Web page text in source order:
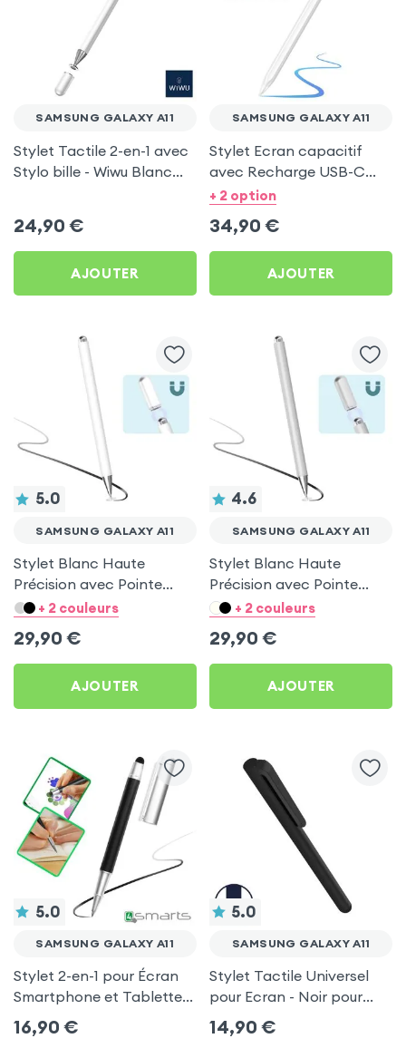
SAMSUNG GALAXY A11
Stylet Tactile 2-en-1 avec
Stylo bille - Wiwu Blanc
24,90 €
AJOUTER
SAMSUNG GALAXY A11
Stylet Ecran capacitif
avec Recharge USB-C
Apokin pour Samsung
+ 2 option
34,90 €
AJOUTER
5.0
SAMSUNG GALAXY A11
Stylet Blanc Haute
Précision avec Pointe
Ultra-Fine pour Samsung
+ 2 couleurs
29,90 €
AJOUTER
4.6
SAMSUNG GALAXY A11
Stylet Blanc Haute
Précision avec Pointe
Ultra-Fine pour Samsung
+ 2 couleurs
29,90 €
AJOUTER
5.0
SAMSUNG GALAXY A11
Stylet 2-en-1 pour Écran
Smartphone et Tablette,
avec Stylo à Bille
Tendance et Pointe Ultra-
16,90 €
5.0
SAMSUNG GALAXY A11
Stylet Tactile Universel
pour Ecran - Noir pour
Samsung Galaxy A11
14,90 €